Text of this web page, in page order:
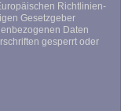
Richtlinien-
Gesetzgeber
Daten
gesperrt oder